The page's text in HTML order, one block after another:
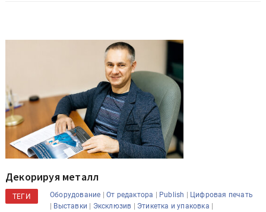
Декорируя металл
ТЕГИ
| Выставки | Эксклюзив | Этикетка и упаковка |